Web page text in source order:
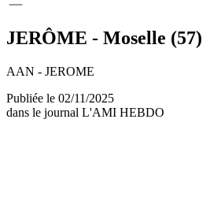
JERÔME - Moselle (57)
AAN - JEROME
Publiée le 02/11/2025
dans le journal L'AMI HEBDO